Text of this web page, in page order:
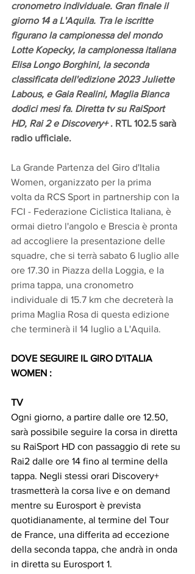
cronometro individuale. Gran finale il
giorno 14 a L'Aquila. Tra le iscritte
figurano la campionessa del mondo
Lotte Kopecky, la campionessa italiana
Elisa Longo Borghini, la seconda
classificata dell'edizione 2023 Juliette
Labous, e Gaia Realini, Maglia Bianca
dodici mesi fa. Diretta tv su RaiSport
HD, Rai 2 e Discovery+ . RTL 102.5 sarà
radio ufficiale.
La Grande Partenza del Giro d'Italia
Women, organizzato per la prima
volta da RCS Sport in partnership con la
FCI - Federazione Ciclistica Italiana, è
ormai dietro l'angolo e Brescia è pronta
ad accogliere la presentazione delle
squadre, che si terrà sabato 6 luglio alle
ore 17.30 in Piazza della Loggia, e la
prima tappa, una cronometro
individuale di 15.7 km che decreterà la
prima Maglia Rosa di questa edizione
che terminerà il 14 luglio a L'Aquila.
DOVE SEGUIRE IL GIRO D'ITALIA
WOMEN :
TV
Ogni giorno, a partire dalle ore 12.50,
sarà possibile seguire la corsa in diretta
su RaiSport HD con passaggio di rete su
Rai2 dalle ore 14 fino al termine della
tappa. Negli stessi orari Discovery+
trasmetterà la corsa live e on demand
mentre su Eurosport è prevista
quotidianamente, al termine del Tour
de France, una differita ad eccezione
della seconda tappa, che andrà in onda
in diretta su Eurosport 1.